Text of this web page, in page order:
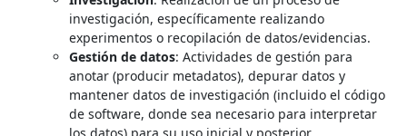
investigación, específicamente realizando
experimentos o recopilación de datos/evidencias.
Gestión de datos: Actividades de gestión para
anotar (producir metadatos), depurar datos y
mantener datos de investigación (incluido el código
de software, donde sea necesario para interpretar
los datos) para su uso inicial y posterior